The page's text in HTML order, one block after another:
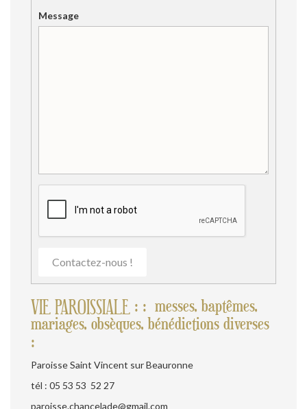
Message
Contactez-nous !
VIE PAROISSIALE : : messes, baptêmes,
mariages, obsèques, bénédictions diverses
:
Paroisse Saint Vincent sur Beauronne
tél : 05 53 53 52 27
paroisse.chancelade@gmail.com